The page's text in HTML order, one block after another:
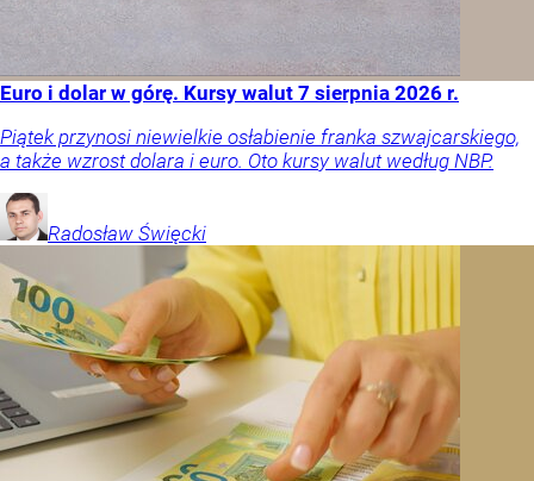
Euro i dolar w górę. Kursy walut 7 sierpnia 2026 r.
Piątek przynosi niewielkie osłabienie franka szwajcarskiego,
a także wzrost dolara i euro. Oto kursy walut według NBP.
Radosław Święcki